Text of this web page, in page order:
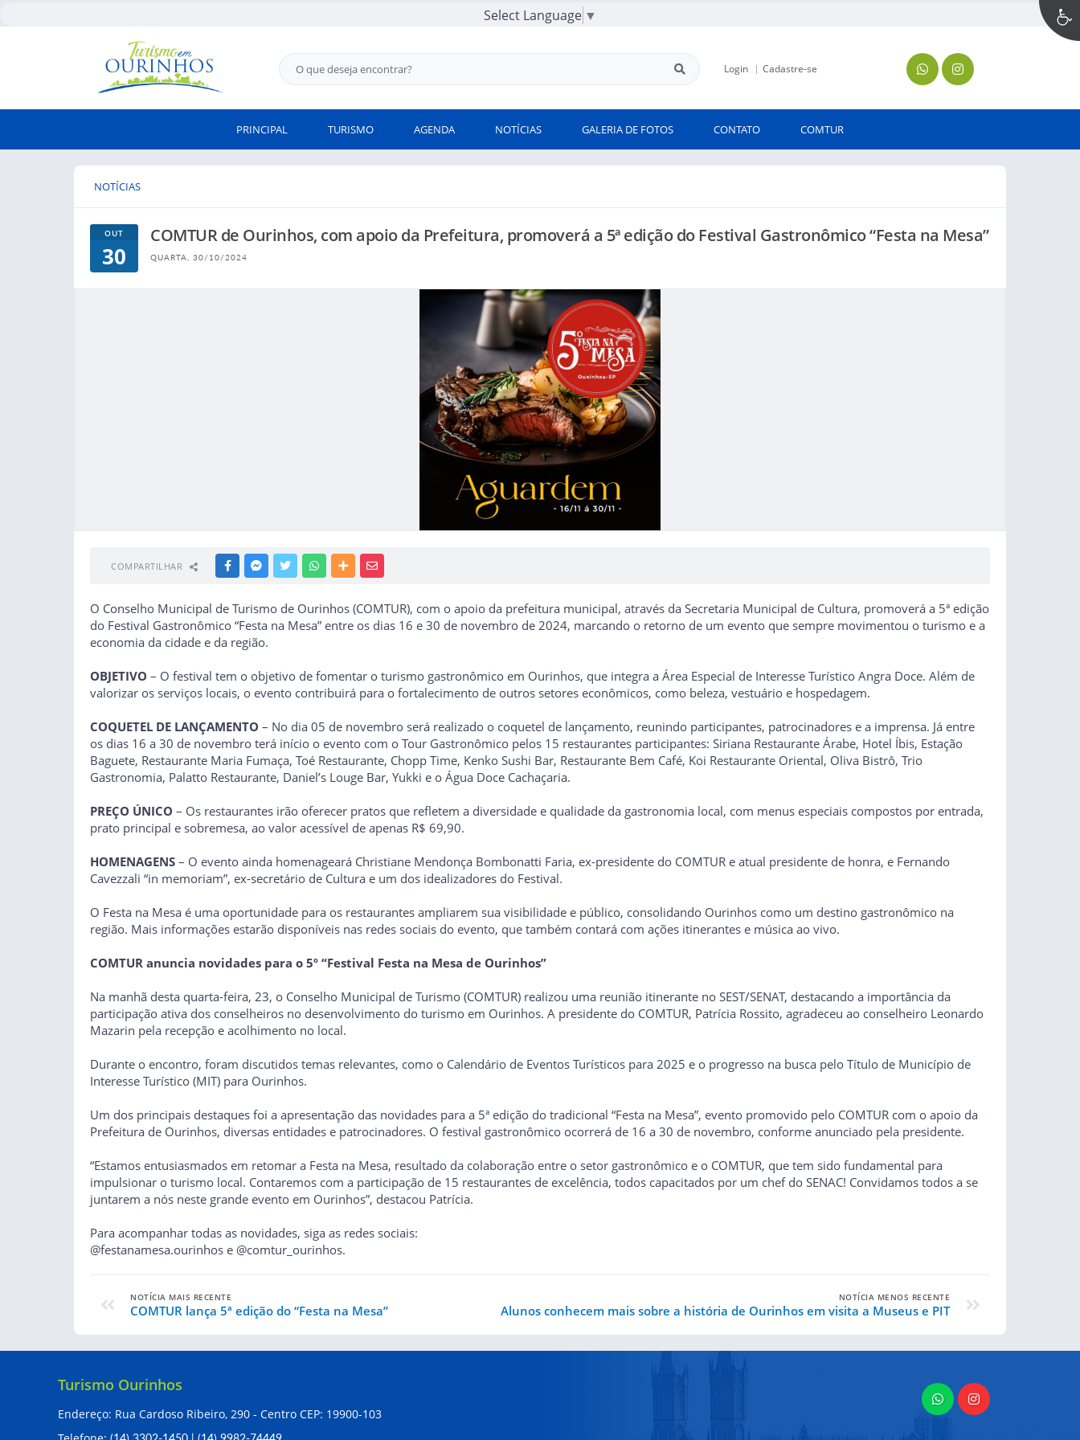
Select Language ▼
Login Cadastre-se
PRINCIPAL TURISMO AGENDA NOTÍCIAS GALERIA DE FOTOS CONTATO COMTUR
NOTÍCIAS
OUT
30
COMTUR de Ourinhos, com apoio da Prefeitura, promoverá a 5ª edição do Festival Gastronômico “Festa na Mesa”
QUARTA, 30/10/2024
COMPARTILHAR FACEBOOKMESSENGER
TWITTER WHATSAPPMAIS
O Conselho Municipal de Turismo de Ourinhos (COMTUR), com o apoio da prefeitura municipal, através da Secretaria Municipal de Cultura, promoverá a 5ª edição
do Festival Gastronômico “Festa na Mesa” entre os dias 16 e 30 de novembro de 2024, marcando o retorno de um evento que sempre movimentou o turismo e a
economia da cidade e da região.
OBJETIVO – O festival tem o objetivo de fomentar o turismo gastronômico em Ourinhos, que integra a Área Especial de Interesse Turístico Angra Doce. Além de
valorizar os serviços locais, o evento contribuirá para o fortalecimento de outros setores econômicos, como beleza, vestuário e hospedagem.
COQUETEL DE LANÇAMENTO – No dia 05 de novembro será realizado o coquetel de lançamento, reunindo participantes, patrocinadores e a imprensa. Já entre
os dias 16 a 30 de novembro terá início o evento com o Tour Gastronômico pelos 15 restaurantes participantes: Siriana Restaurante Árabe, Hotel Íbis, Estação
Baguete, Restaurante Maria Fumaça, Toé Restaurante, Chopp Time, Kenko Sushi Bar, Restaurante Bem Café, Koi Restaurante Oriental, Oliva Bistrô, Trio
Gastronomia, Palatto Restaurante, Daniel’s Louge Bar, Yukki e o Água Doce Cachaçaria.
PREÇO ÚNICO – Os restaurantes irão oferecer pratos que refletem a diversidade e qualidade da gastronomia local, com menus especiais compostos por entrada,
prato principal e sobremesa, ao valor acessível de apenas R$ 69,90.
HOMENAGENS – O evento ainda homenageará Christiane Mendonça Bombonatti Faria, ex-presidente do COMTUR e atual presidente de honra, e Fernando
Cavezzali “in memoriam”, ex-secretário de Cultura e um dos idealizadores do Festival.
O Festa na Mesa é uma oportunidade para os restaurantes ampliarem sua visibilidade e público, consolidando Ourinhos como um destino gastronômico na
região. Mais informações estarão disponíveis nas redes sociais do evento, que também contará com ações itinerantes e música ao vivo.
COMTUR anuncia novidades para o 5º “Festival Festa na Mesa de Ourinhos”
Na manhã desta quarta-feira, 23, o Conselho Municipal de Turismo (COMTUR) realizou uma reunião itinerante no SEST/SENAT, destacando a importância da
participação ativa dos conselheiros no desenvolvimento do turismo em Ourinhos. A presidente do COMTUR, Patrícia Rossito, agradeceu ao conselheiro Leonardo
Mazarin pela recepção e acolhimento no local.
Durante o encontro, foram discutidos temas relevantes, como o Calendário de Eventos Turísticos para 2025 e o progresso na busca pelo Título de Município de
Interesse Turístico (MIT) para Ourinhos.
Um dos principais destaques foi a apresentação das novidades para a 5ª edição do tradicional “Festa na Mesa”, evento promovido pelo COMTUR com o apoio da
Prefeitura de Ourinhos, diversas entidades e patrocinadores. O festival gastronômico ocorrerá de 16 a 30 de novembro, conforme anunciado pela presidente.
“Estamos entusiasmados em retomar a Festa na Mesa, resultado da colaboração entre o setor gastronômico e o COMTUR, que tem sido fundamental para
impulsionar o turismo local. Contaremos com a participação de 15 restaurantes de excelência, todos capacitados por um chef do SENAC! Convidamos todos a se
juntarem a nós neste grande evento em Ourinhos”, destacou Patrícia.
Para acompanhar todas as novidades, siga as redes sociais:
@festanamesa.ourinhos e @comtur_ourinhos.
NOTÍCIA MAIS RECENTE
COMTUR lança 5ª edição do “Festa na Mesa”
NOTÍCIA MENOS RECENTE
Alunos conhecem mais sobre a história de Ourinhos em visita a Museus e PIT
Turismo Ourinhos
Endereço: Rua Cardoso Ribeiro, 290 - Centro CEP: 19900-103